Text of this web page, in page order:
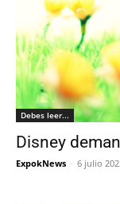
Debes leer...
Disney
ExpokNews - 6 julio